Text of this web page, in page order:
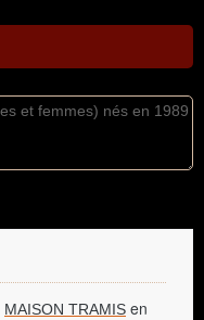
MAISON TRAMIS en